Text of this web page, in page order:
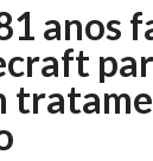
anos